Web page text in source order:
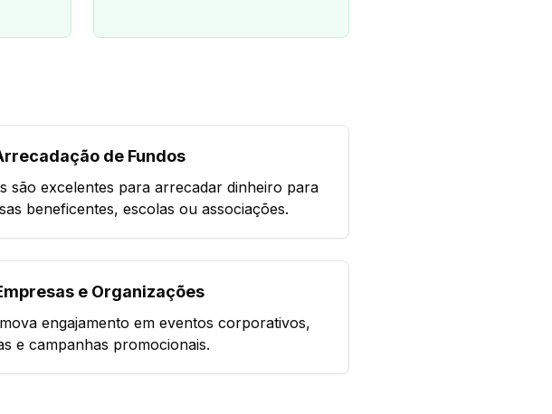
de Fundos
são excelentes para arrecadar dinheiro para
beneficentes, escolas ou associações.
e Organizações
engajamento em eventos corporativos,
e campanhas promocionais.